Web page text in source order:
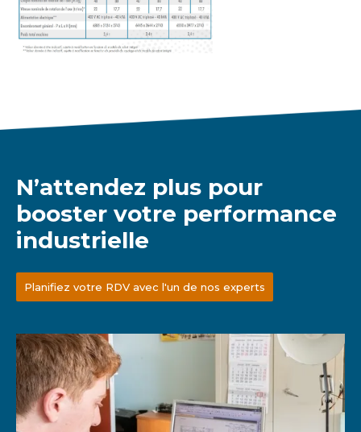
N’attendez plus pour
booster votre performance
industrielle
Planifiez votre RDV avec l'un de nos experts